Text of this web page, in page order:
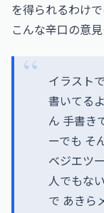
を得られるわけ
こんな辛口の意見
イラスト
書いてる
ん 手書き
ーでも そ
ベジエツ
人でもな
で あきら